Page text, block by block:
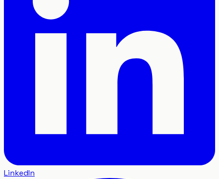
LinkedIn